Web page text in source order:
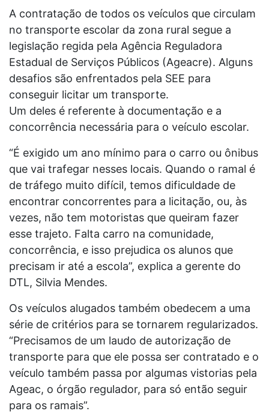
A contratação de todos os veículos que circulam
no transporte escolar da zona rural segue a
legislação regida pela Agência Reguladora
Estadual de Serviços Públicos (Ageacre). Alguns
desafios são enfrentados pela SEE para
conseguir licitar um transporte.
Um deles é referente à documentação e a
concorrência necessária para o veículo escolar.
“É exigido um ano mínimo para o carro ou ônibus
que vai trafegar nesses locais. Quando o ramal é
de tráfego muito difícil, temos dificuldade de
encontrar concorrentes para a licitação, ou, às
vezes, não tem motoristas que queiram fazer
esse trajeto. Falta carro na comunidade,
concorrência, e isso prejudica os alunos que
precisam ir até a escola”, explica a gerente do
DTL, Silvia Mendes.
Os veículos alugados também obedecem a uma
série de critérios para se tornarem regularizados.
“Precisamos de um laudo de autorização de
transporte para que ele possa ser contratado e o
veículo também passa por algumas vistorias pela
Ageac, o órgão regulador, para só então seguir
para os ramais”.